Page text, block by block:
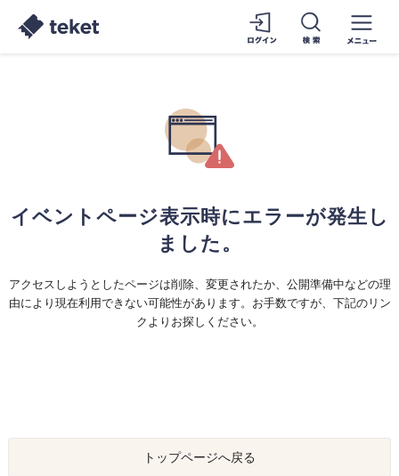
イベントページ表示時にエラーが発生し
ました。
アクセスしようとしたページは削除、変更されたか、公開準備中などの理
由により現在利用できない可能性があります。お手数ですが、下記のリン
クよりお探しください。
トップページへ戻る